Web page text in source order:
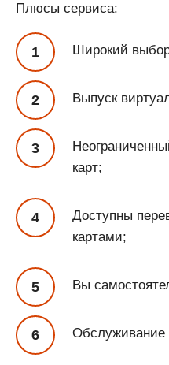
Плюсы сервиса:
Широкий
Выпуск
карт;
Доступны
картами;
Вы
Обслуживание